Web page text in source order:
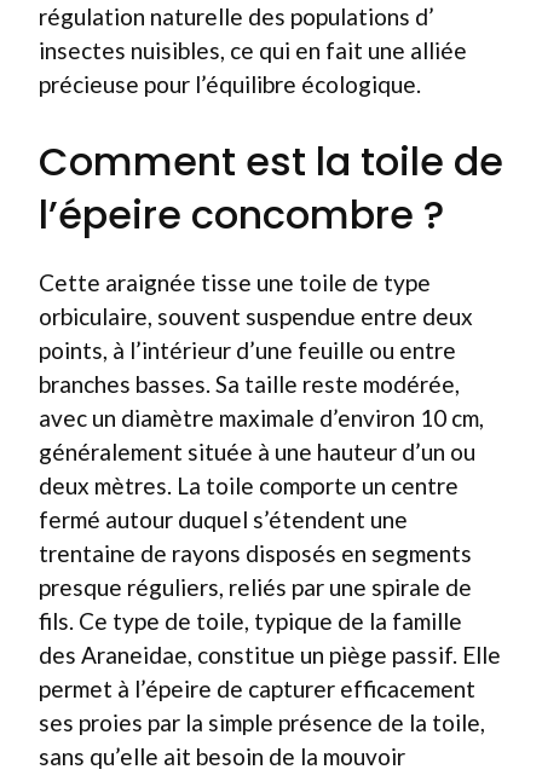
régulation naturelle des populations d’
insectes nuisibles, ce qui en fait une alliée
précieuse pour l’équilibre écologique.
Comment est la toile de
l’épeire concombre ?
Cette araignée tisse une toile de type
orbiculaire, souvent suspendue entre deux
points, à l’intérieur d’une feuille ou entre
branches basses. Sa taille reste modérée,
avec un diamètre maximale d’environ 10 cm,
généralement située à une hauteur d’un ou
deux mètres. La toile comporte un centre
fermé autour duquel s’étendent une
trentaine de rayons disposés en segments
presque réguliers, reliés par une spirale de
fils. Ce type de toile, typique de la famille
des Araneidae, constitue un piège passif. Elle
permet à l’épeire de capturer efficacement
ses proies par la simple présence de la toile,
sans qu’elle ait besoin de la mouvoir